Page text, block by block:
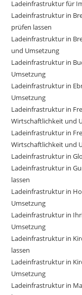
Ladeinfrastruktur für
Ladeinfrastruktur in
prüfen lassen
Ladeinfrastruktur in
und Umsetzung
Ladeinfrastruktur in
Umsetzung
Ladeinfrastruktur in
Umsetzung
Ladeinfrastruktur in
Wirtschaftlichkeit und
Ladeinfrastruktur in
Wirtschaftlichkeit und
Ladeinfrastruktur in
Ladeinfrastruktur in
lassen
Ladeinfrastruktur in
Umsetzung
Ladeinfrastruktur in
Umsetzung
Ladeinfrastruktur in
lassen
Ladeinfrastruktur in
Umsetzung
Ladeinfrastruktur in